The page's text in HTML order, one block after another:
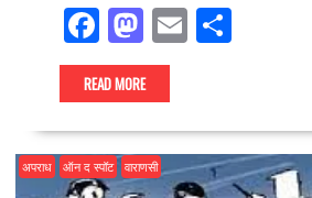
F
ac
e
b
o
M
as
to
d
o
E
l
S
e
READ MORE
अपराध ऑन द स्पॉट वाराणसी